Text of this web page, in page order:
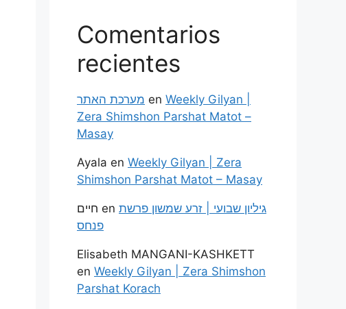
Comentarios
recientes
מערכת האתר en Weekly Gilyan |
Zera Shimshon Parshat Matot –
Masay
Ayala en Weekly Gilyan | Zera
Shimshon Parshat Matot – Masay
חיים en גיליון שבועי | זרע שמשון פרשת
פנחס
Elisabeth MANGANI-KASHKETT
en Weekly Gilyan | Zera Shimshon
Parshat Korach